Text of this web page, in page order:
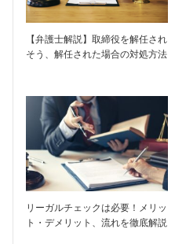
【弁護士解説】取締役を解任され
そう、解任された場合の対処方法
リーガルチェックは必要！メリッ
ト・デメリット、流れを徹底解説